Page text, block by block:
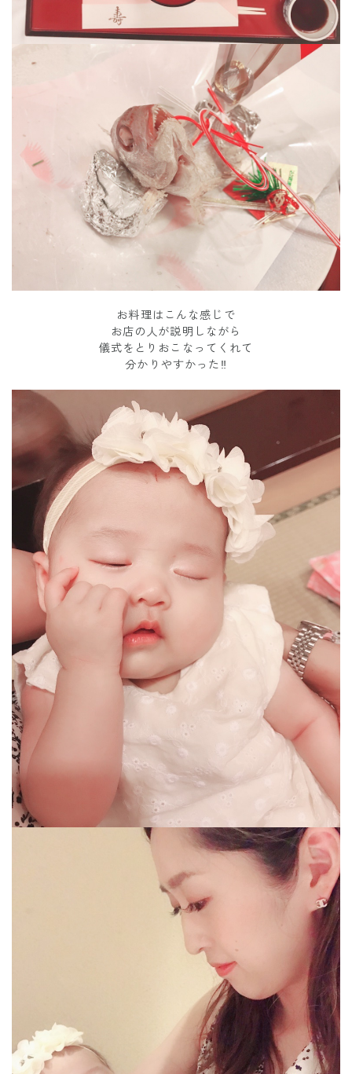
お料理はこんな感じで
お店の人が説明しながら
儀式をとりおこなってくれて
分かりやすかった‼︎